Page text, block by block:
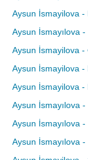
Aysun İsmayilova
Aysun İsmayılova
Aysun İsmayilova
Aysun İsmayilova
Aysun İsmayilova -
Aysun İsmayılova
Aysun İsmayılova
Aysun İsmayılova